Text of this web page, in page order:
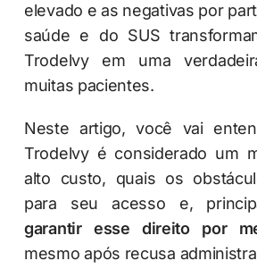
elevado e as negativas por
saúde e do SUS
Trodelvy em uma
muitas pacientes.
Neste artigo, você vai
Trodelvy é considerado um
alto custo, quais os
para seu acesso e,
garantir esse direito por
mesmo após recusa